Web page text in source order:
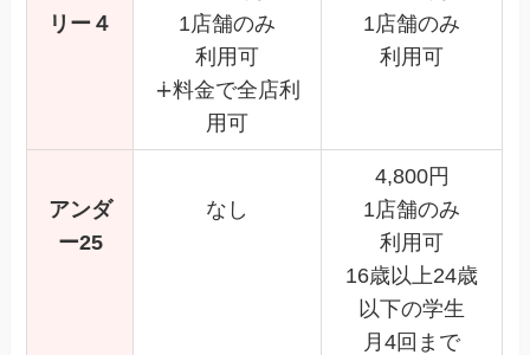
リー４
1店舗のみ
利用可
∔料金で全店利
用可
1店舗のみ
利用可
アンダ
ー25
なし
4,800円
1店舗のみ
利用可
16歳以上24歳
以下の学生
月4回まで